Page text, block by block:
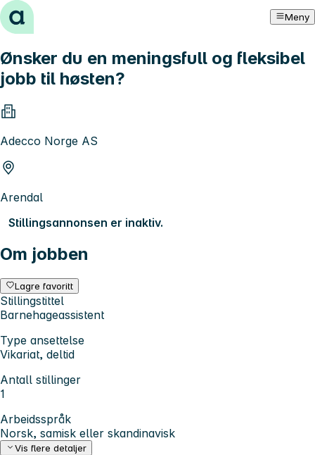
Hopp til innhold Meny
Ønsker du en meningsfull og fleksibel
jobb til høsten?
Adecco Norge AS
Arendal
Stillingsannonsen er inaktiv.
Om jobben
Lagre favoritt
Stillingstittel
Barnehageassistent
Type ansettelse
Vikariat, deltid
Antall stillinger
1
Arbeidsspråk
Norsk, samisk eller skandinavisk
Vis flere detaljer